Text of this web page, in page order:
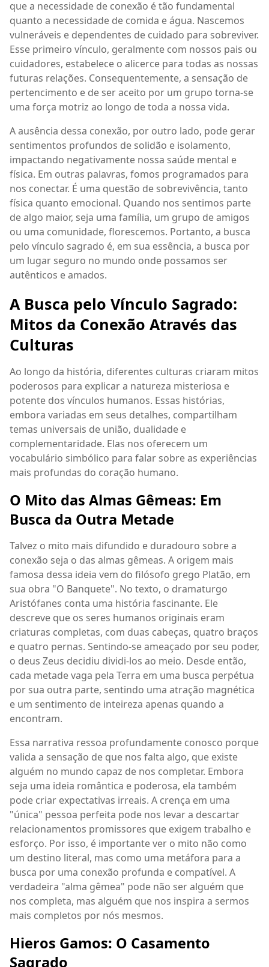
que a necessidade de conexão é tão fundamental
quanto a necessidade de comida e água. Nascemos
vulneráveis e dependentes de cuidado para sobreviver.
Esse primeiro vínculo, geralmente com nossos pais ou
cuidadores, estabelece o alicerce para todas as nossas
futuras relações. Consequentemente, a sensação de
pertencimento e de ser aceito por um grupo torna-se
uma força motriz ao longo de toda a nossa vida.
A ausência dessa conexão, por outro lado, pode gerar
sentimentos profundos de solidão e isolamento,
impactando negativamente nossa saúde mental e
física. Em outras palavras, fomos programados para
nos conectar. É uma questão de sobrevivência, tanto
física quanto emocional. Quando nos sentimos parte
de algo maior, seja uma família, um grupo de amigos
ou uma comunidade, florescemos. Portanto, a busca
pelo vínculo sagrado é, em sua essência, a busca por
um lugar seguro no mundo onde possamos ser
autênticos e amados.
A Busca pelo Vínculo Sagrado:
Mitos da Conexão Através das
Culturas
Ao longo da história, diferentes culturas criaram mitos
poderosos para explicar a natureza misteriosa e
potente dos vínculos humanos. Essas histórias,
embora variadas em seus detalhes, compartilham
temas universais de união, dualidade e
complementaridade. Elas nos oferecem um
vocabulário simbólico para falar sobre as experiências
mais profundas do coração humano.
O Mito das Almas Gêmeas: Em
Busca da Outra Metade
Talvez o mito mais difundido e duradouro sobre a
conexão seja o das almas gêmeas. A origem mais
famosa dessa ideia vem do filósofo grego Platão, em
sua obra "O Banquete". No texto, o dramaturgo
Aristófanes conta uma história fascinante. Ele
descreve que os seres humanos originais eram
criaturas completas, com duas cabeças, quatro braços
e quatro pernas. Sentindo-se ameaçado por seu poder,
o deus Zeus decidiu dividi-los ao meio. Desde então,
cada metade vaga pela Terra em uma busca perpétua
por sua outra parte, sentindo uma atração magnética
e um sentimento de inteireza apenas quando a
encontram.
Essa narrativa ressoa profundamente conosco porque
valida a sensação de que nos falta algo, que existe
alguém no mundo capaz de nos completar. Embora
seja uma ideia romântica e poderosa, ela também
pode criar expectativas irreais. A crença em uma
"única" pessoa perfeita pode nos levar a descartar
relacionamentos promissores que exigem trabalho e
esforço. Por isso, é importante ver o mito não como
um destino literal, mas como uma metáfora para a
busca por uma conexão profunda e compatível. A
verdadeira "alma gêmea" pode não ser alguém que
nos completa, mas alguém que nos inspira a sermos
mais completos por nós mesmos.
Hieros Gamos: O Casamento
Sagrado